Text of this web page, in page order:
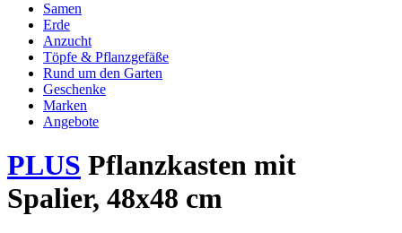
Samen
Erde
Anzucht
Töpfe & Pflanzgefäße
Rund um den Garten
Geschenke
Marken
Angebote
PLUS Pflanzkasten mit
Spalier, 48x48 cm